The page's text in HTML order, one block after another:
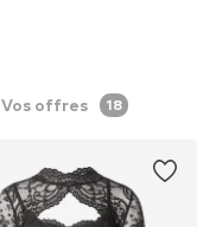
Vos offres 18